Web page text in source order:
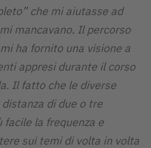
che mi aiutasse ad
mancavano. Il percorso
ha fornito una visione a
appresi durante il corso
Il fatto che le diverse
di due o tre
la frequenza e
sui temi di volta in volta